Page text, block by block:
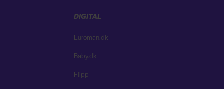
DIGITAL
Euroman.dk
Baby.dk
Flipp